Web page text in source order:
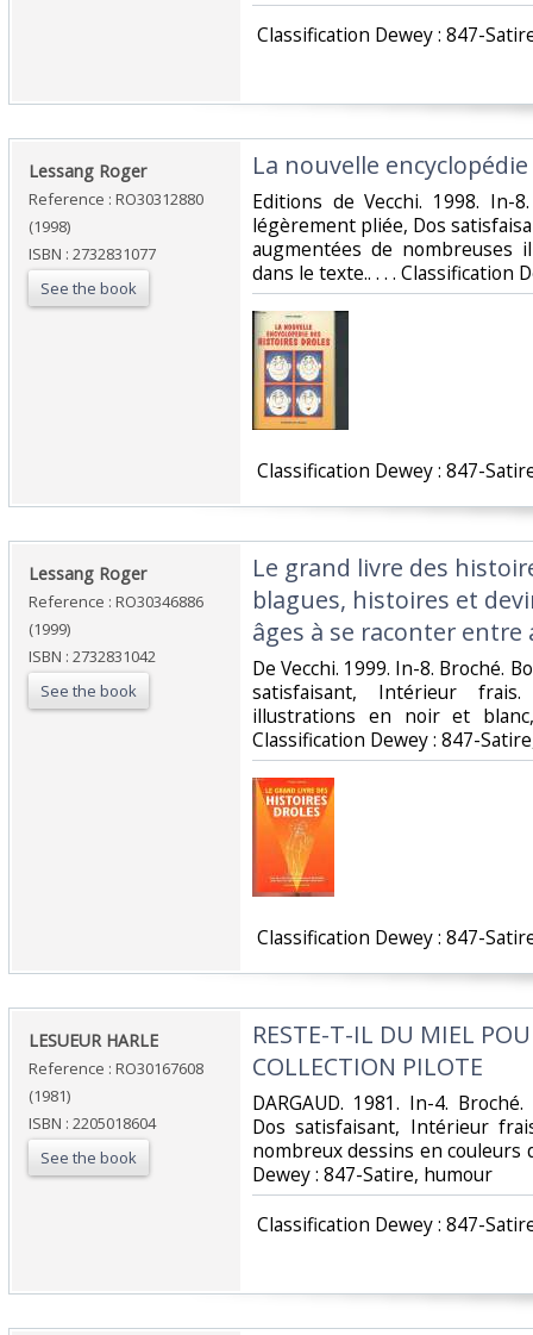
Classification Dewey : 847-
‎Lessang Roger‎
Reference : RO30312880
(1998)
ISBN : 2732831077
See the book
‎La nouvelle
‎Editions de Vecchi. 1998. In-
légèrement pliée, Dos
augmentées de
dans le texte.. . . . Classification
Classification Dewey : 847-
‎Lessang Roger‎
Reference : RO30346886
(1999)
ISBN : 2732831042
See the book
‎Le grand livre des
blagues, histoires et
âges à se raconter entre
‎De Vecchi. 1999. In-8. Broché.
satisfaisant, Intérieur
illustrations en noir et
Classification Dewey : 847-
Classification Dewey : 847-
‎LESUEUR HARLE‎
Reference : RO30167608
(1981)
ISBN : 2205018604
See the book
‎RESTE-T-IL DU MIEL
COLLECTION PILOTE‎
‎DARGAUD. 1981. In-4.
Dos satisfaisant, Intérieur
nombreux dessins en couleurs
Dewey : 847-Satire, humour‎
Classification Dewey : 847-